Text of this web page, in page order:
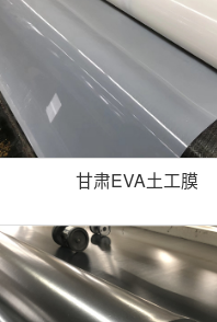
甘肃EVA土工膜